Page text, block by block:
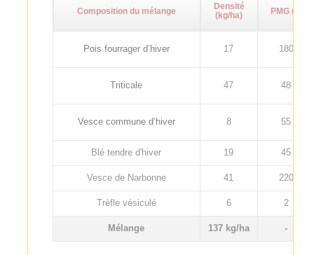
Composition du mélange
Densité
(kg/ha)
PMG (g)
Pois fourrager d’hiver 17 180
Triticale 47 48
Vesce commune d’hiver 8 55
Blé tendre d'hiver 19 45
Vesce de Narbonne 41 220
Trèfle vésiculé 6 2
Mélange 137 kg/ha -